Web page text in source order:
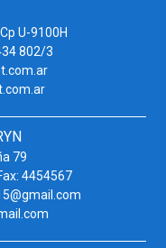
U-9100H
802/3
79
4454567